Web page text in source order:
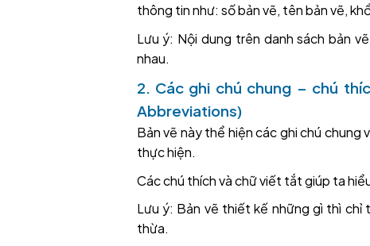
thông tin như: số bản vẽ, tên bản vẽ,
Lưu ý: Nội dung trên danh sách bản
nhau.
2. Các ghi chú chung – chú
Abbreviations)
Bản vẽ này thể hiện các ghi chú
thực hiện.
Các chú thích và chữ viết tắt giúp ta
Lưu ý: Bản vẽ thiết kế những gì thì chỉ
thừa.